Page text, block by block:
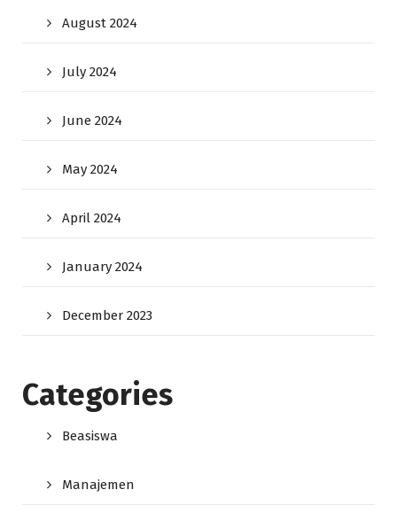
August 2024
July 2024
June 2024
May 2024
April 2024
January 2024
December 2023
Categories
Beasiswa
Manajemen